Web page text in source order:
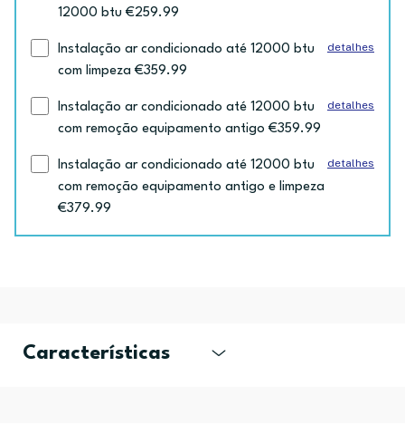
12000 btu €259.99
Instalação ar condicionado até 12000 btu
com limpeza €359.99
detalhes
Instalação ar condicionado até 12000 btu
com remoção equipamento antigo €359.99
detalhes
Instalação ar condicionado até 12000 btu
com remoção equipamento antigo e limpeza
€379.99
detalhes
Características